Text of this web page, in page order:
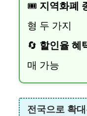
🎟️ 지역화폐
형 두 가지
🔄 할인율 혜
매 가능
전국으로 확